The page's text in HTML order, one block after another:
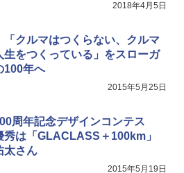
2018年4月5日
「クルマはつくらない、クルマ
生をつくっている」をスローガ
100年へ
2015年5月25日
周年記念デザインコンテス
秀は「GLACLASS＋100km」
太さん
2015年5月19日